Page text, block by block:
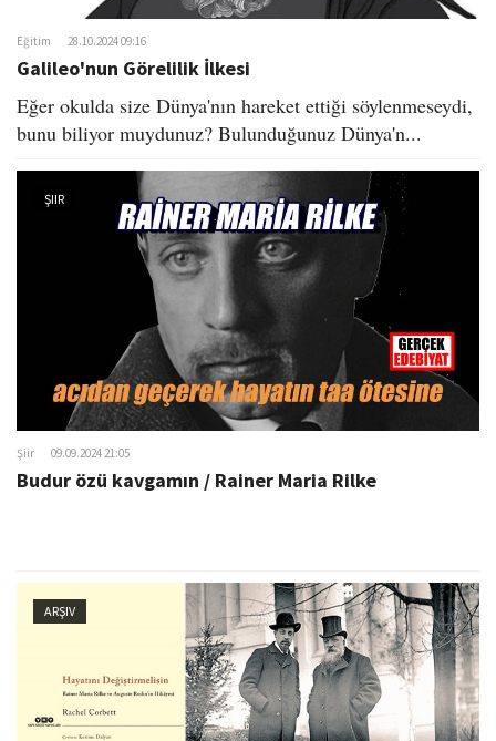
Eğitim 28.10.2024 09:16
Galileo'nun Görelilik İlkesi
Eğer okulda size Dünya'nın hareket ettiği söylenmeseydi,
bunu biliyor muydunuz? Bulunduğunuz Dünya'n...
ŞIIR
Şiir 09.09.2024 21:05
Budur özü kavgamın / Rainer Maria Rilke
ARŞIV